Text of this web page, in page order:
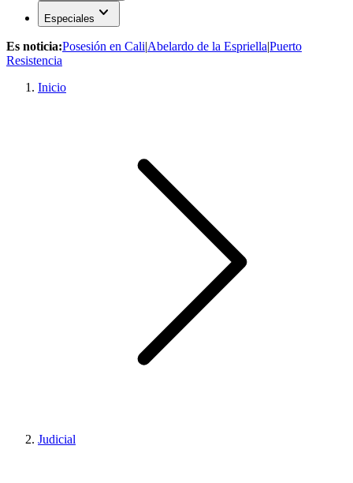
Especiales expand_more
Es noticia:Posesión en Cali|Abelardo de la Espriella|Puerto
Resistencia
Inicio
Judicial